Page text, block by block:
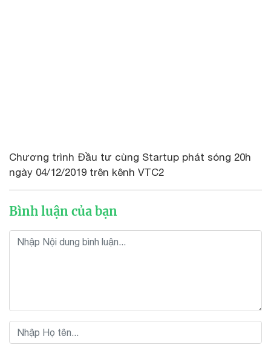
Chương trình Đầu tư cùng Startup phát sóng 20h
ngày 04/12/2019 trên kênh VTC2
Bình luận của bạn